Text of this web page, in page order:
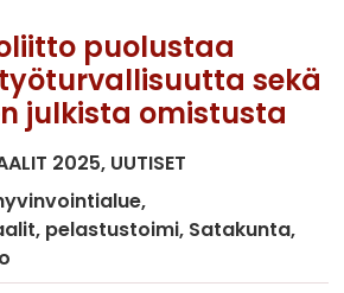
puolustaa
sekä
julkista omistusta
2025 UUTISET
pelastustoimi Satakunta